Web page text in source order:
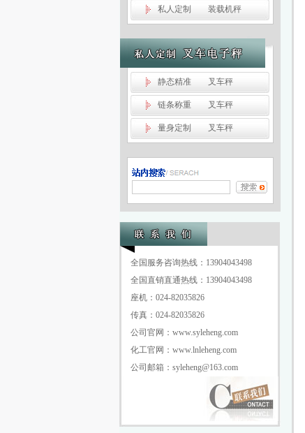
私人定制 装载机秤
静态精准 叉车秤
链条称重 叉车秤
量身定制 叉车秤
全国服务咨询热线：13904043498
全国直销直通热线：13904043498
座机：024-82035826
传真：024-82035826
公司官网：www.syleheng.com
化工官网：www.lnleheng.com
公司邮箱：syleheng@163.com